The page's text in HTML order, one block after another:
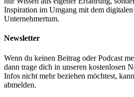
Inspiration im Umgang mit dem
Unternehmertum.
Newsletter
Wenn du keinen Beitrag oder Podcast
dann trage dich in unseren kostenlosen
Infos nicht mehr beziehen möchtest,
abmelden.